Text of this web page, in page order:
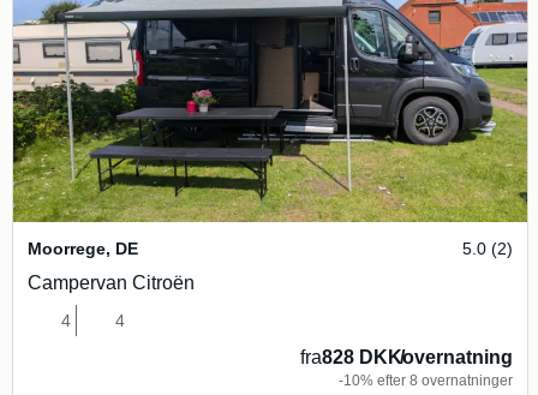
Moorrege, DE 5.0 (2)
Campervan Citroën
4 4
fra828 DKK/overnatning
-10% efter 8 overnatninger